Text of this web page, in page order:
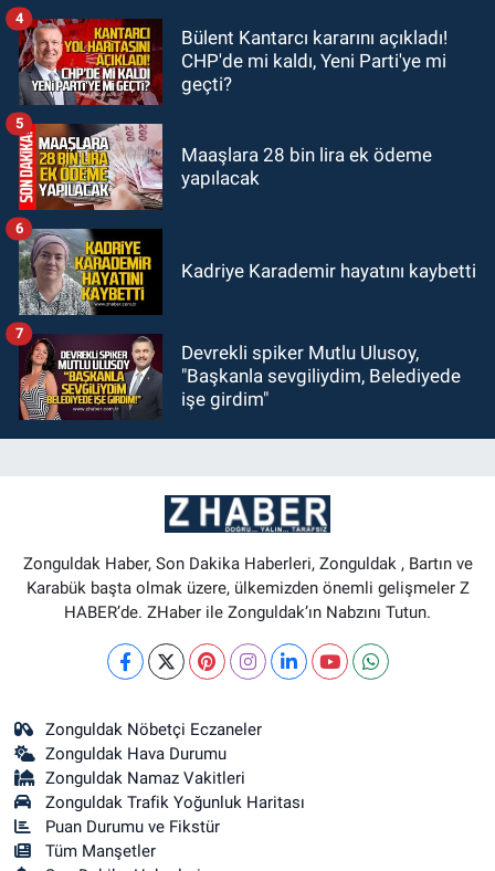
Bülent Kantarcı kararını açıkladı!
CHP'de mi kaldı, Yeni Parti'ye mi
geçti?
4
Maaşlara 28 bin lira ek ödeme
yapılacak
5
Kadriye Karademir hayatını kaybetti
6
Devrekli spiker Mutlu Ulusoy,
"Başkanla sevgiliydim, Belediyede
işe girdim"
7
Zonguldak Haber, Son Dakika Haberleri, Zonguldak , Bartın ve
Karabük başta olmak üzere, ülkemizden önemli gelişmeler Z
HABER’de. ZHaber ile Zonguldak’ın Nabzını Tutun.
Zonguldak Nöbetçi Eczaneler
Zonguldak Hava Durumu
Zonguldak Namaz Vakitleri
Zonguldak Trafik Yoğunluk Haritası
Puan Durumu ve Fikstür
Tüm Manşetler